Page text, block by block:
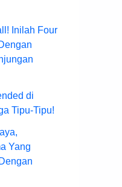
Inilah Four
di
Tipu-Tipu!
Yang